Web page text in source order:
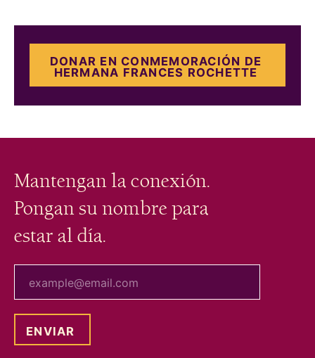
DONAR EN CONMEMORACIÓN DE
HERMANA FRANCES ROCHETTE
Mantengan la conexión.
Pongan su nombre para
estar al día.